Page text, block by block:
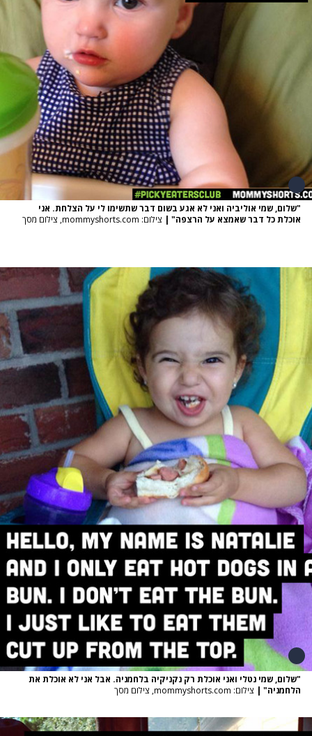
"שלום, שמי אוליביה ואני לא אגע בשום דבר שתשימו לי על הצלחת. אני
אוכלת כל דבר שאמצא על הרצפה" | צילום: mommyshorts.com, צילום מסך
"שלום, שמי נטלי ואני אוכלת רק נקניקיה בלחמניה. אבל אני לא אוכלת את
הלחמניה" | צילום: mommyshorts.com, צילום מסך